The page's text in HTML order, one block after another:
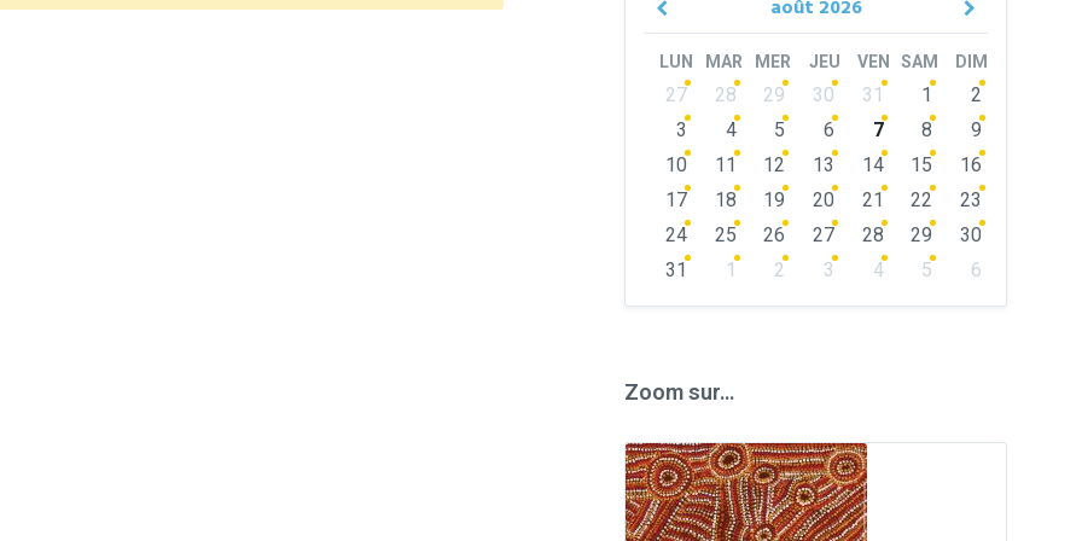
août 2026
Previous
Next
LUN MAR MER JEU VEN SAM DIM
Skip
calendar
days
27 28 29 30 31 1
2
3
4 5 6 7 8
9
10
11 12 13 14 15
16
17
18 19 20 21 22
23
24
25 26 27 28 29
30
31
1 2 3 4 5
6
Zoom sur…